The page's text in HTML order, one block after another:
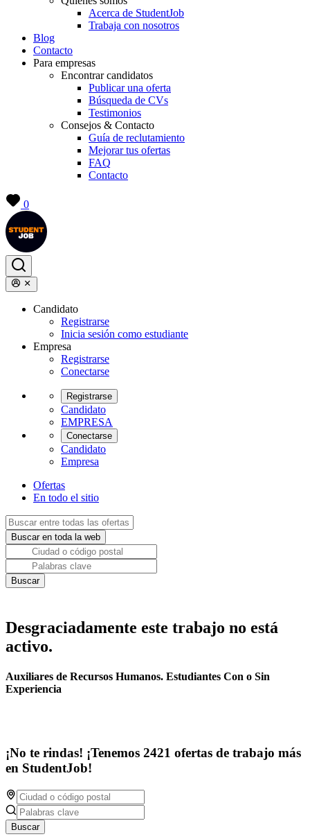
Acerca de StudentJob
Trabaja con nosotros
Blog
Contacto
Para empresas
Encontrar candidatos
Publicar una oferta
Búsqueda de CVs
Testimonios
Consejos & Contacto
Guía de reclutamiento
Mejorar tus ofertas
FAQ
Contacto
0
Candidato
Registrarse
Inicia sesión como estudiante
Empresa
Registrarse
Conectarse
Registrarse
Candidato
EMPRESA
Conectarse
Candidato
Empresa
Ofertas
En todo el sitio
Desgraciadamente este trabajo no está
activo.
Auxiliares de Recursos Humanos. Estudiantes Con o Sin
Experiencia
¡No te rindas! ¡Tenemos 2421 ofertas de trabajo más
en StudentJob!
Buscar